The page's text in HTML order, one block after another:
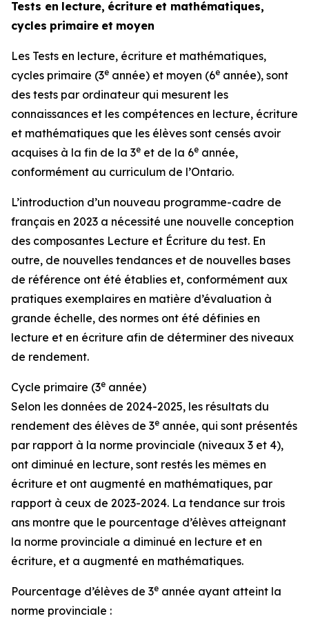
Tests en lecture, écriture et mathématiques,
cycles primaire et moyen
Les Tests en lecture, écriture et mathématiques,
cycles primaire (3e année) et moyen (6e année), sont
des tests par ordinateur qui mesurent les
connaissances et les compétences en lecture, écriture
et mathématiques que les élèves sont censés avoir
acquises à la fin de la 3e et de la 6e année,
conformément au curriculum de l’Ontario.
L’introduction d’un nouveau programme-cadre de
français en 2023 a nécessité une nouvelle conception
des composantes Lecture et Écriture du test. En
outre, de nouvelles tendances et de nouvelles bases
de référence ont été établies et, conformément aux
pratiques exemplaires en matière d’évaluation à
grande échelle, des normes ont été définies en
lecture et en écriture afin de déterminer des niveaux
de rendement.
Cycle primaire (3e année)
Selon les données de 2024-2025, les résultats du
rendement des élèves de 3e année, qui sont présentés
par rapport à la norme provinciale (niveaux 3 et 4),
ont diminué en lecture, sont restés les mêmes en
écriture et ont augmenté en mathématiques, par
rapport à ceux de 2023-2024. La tendance sur trois
ans montre que le pourcentage d’élèves atteignant
la norme provinciale a diminué en lecture et en
écriture, et a augmenté en mathématiques.
Pourcentage d’élèves de 3e année ayant atteint la
norme provinciale :